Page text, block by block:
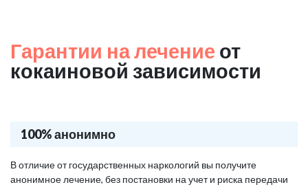
Гарантии на лечение от
кокаиновой зависимости
100% анонимно
В отличие от государственных наркологий вы получите
анонимное лечение, без постановки на учет и риска передачи